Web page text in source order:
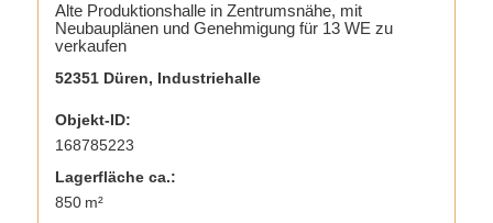
Alte Produktionshalle in Zentrumsnähe, mit
Neubauplänen und Genehmigung für 13 WE zu
verkaufen
52351 Düren, Industriehalle
Objekt-ID:
168785223
Lagerfläche ca.:
850 m²